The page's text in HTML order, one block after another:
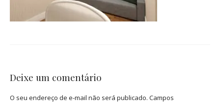
Deixe um comentário
O seu endereço de e-mail não será publicado. Campos